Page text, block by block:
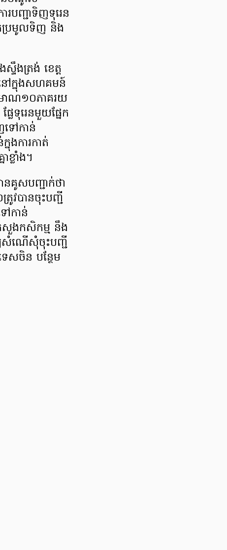
របញ្ជាទិញទុរេន
ប្រមូលទិញ និង
ងត្រង់ ខេត្ត
ៅក្នុងសហគមន៍
ាណ១០ភាគរយ
ទុរេនមួយផ្នែក
ទៅកាន់
ងការកាត់
ខ្លាំង។
គូសបញ្ជាក់ថា
វបានចុះបញ្ជី
ៅកាន់
រសួងកសិកម្ម នឹង
យសំណើសុំចុះបញ្ជី
េសចិន បន្ថែម